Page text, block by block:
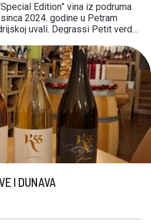
Edition” vina iz podruma
2024. godine u Petram
uvali. Degrassi Petit verdot
fino, užitno. Tanini su blagi.
I DUNAVA